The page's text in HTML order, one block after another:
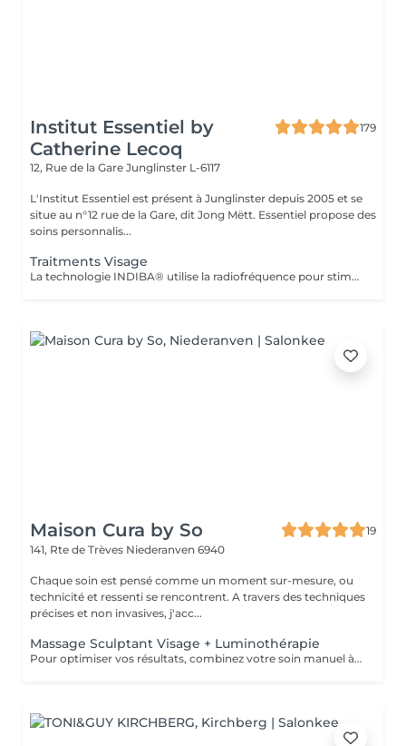
Institut Essentiel by
Catherine Lecoq
179
12, Rue de la Gare Junglinster L-6117
L'Institut Essentiel est présent à Junglinster depuis 2005 et se
situe au n°12 rue de la Gare, dit Jong Mëtt. Essentiel propose des
soins personnalis...
Traitments Visage
La technologie INDIBA® utilise la radiofréquence pour stimuler les cellules à travers les 3 couches de la peau. Dans le but de raffermir, rajeunir et revitaliser la peau de l'intérieur. Séance après séance la structure et la qualité de la peau s'améliorent. Les défaux et imperfections s'atténuent pour révéler une peau hydratée en profondeur, un musculature plus tonique et une peau plus lisse et ferme. INDIBA® joue un rôle essentiel dans l'équilibre des fonctions de la peau. Ainsi le peau est renforcée. Le traitement est idéal pour toutes celles et ceux qui souhaitent un soin qui apporte une réelle efficacité de longue durée. INDIBA surpasse tout ce que vous avez connu jusqu'à présent et bousculera vos habitudes esthétiques. Rajeunir et se sentir bien naturellement résume ce qui vous attend. Le traitement est plus efficace en cure de 6 séances, à raison de 2-3 séances par semaine (résultats rapides garantis). Nous proposons un forfait de 12 séances valable 1an à p.de la date d'achat avec une remise immédiate de 15%. Le forfait est payable en une seule fois. IMPORTANT: Ne convient pas pendant la grossesse, n'est pas compatibles avec le pacemaker et personnes souffrant d'hypertensions grave. (consulter son médecin le cas échéant)
Maison Cura by So
19
141, Rte de Trèves Niederanven 6940
Chaque soin est pensé comme un moment sur-mesure, ou
technicité et ressenti se rencontrent. A travers des techniques
précises et non invasives, j'acc...
Massage Sculptant Visage + Luminothérapie
Pour optimiser vos résultats, combinez votre soin manuel à la luminothérapie. Les LED rouges stimuleront élastine et collagène et auront un effet apaisant immédiat grâce à leur action anti inflammatoire.